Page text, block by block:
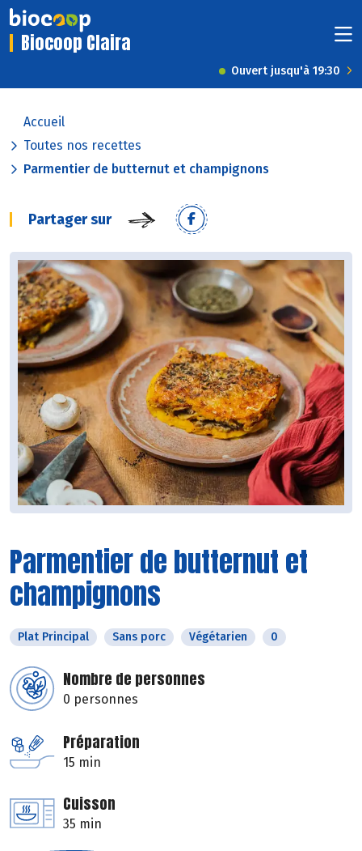
Biocoop Claira
Ouvert jusqu'à 19:30
Accueil
Toutes nos recettes
Parmentier de butternut et champignons
Partager sur
Parmentier de butternut et
champignons
Plat Principal Sans porc Végétarien 0
Nombre de personnes
0 personnes
Préparation
15 min
Cuisson
35 min